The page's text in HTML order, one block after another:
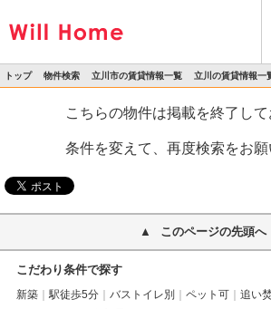
トップ 物件検索 立川市の賃貸情報一覧 立川の賃貸情報一
こちらの物件は掲載を終了して
条件を変えて、再度検索をお願
このページの先頭へ
こだわり条件で探す
新築 駅徒歩5分 バストイレ別 ペット可
追い